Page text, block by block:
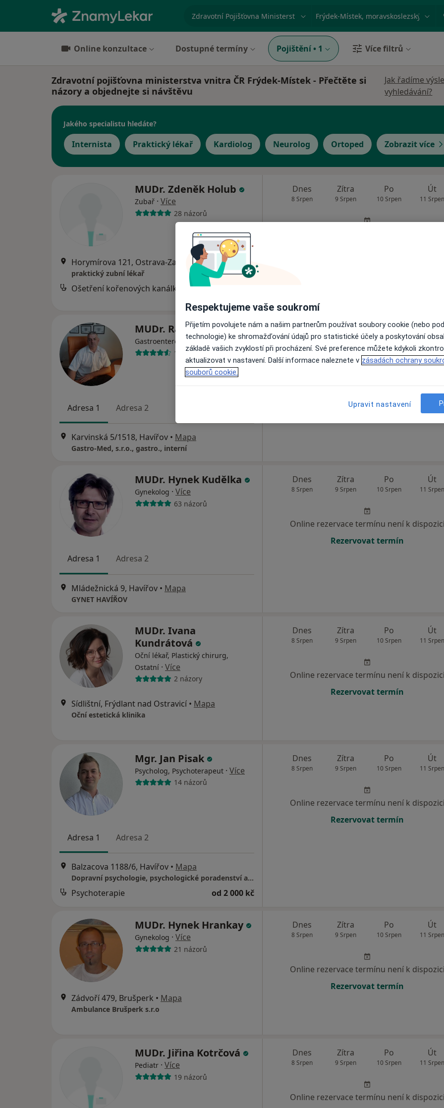
specializace, nemoc nebo příjmení Město nebo region
Online konzultace Dostupné termíny Pojištění • 1 Více filtrů
Zdravotní pojišťovna ministerstva vnitra ČR Frýdek-Místek - Přečtěte si
názory a objednejte si návštěvu
Jak řadíme
vyhledávání?
Jakého specialistu hledáte?
Internista Praktický lékař Kardiolog Neurolog Ortoped Zobrazit více
MUDr. Zdeněk Holub
Zubař · Více
28 názorů
Horymírova 121, Ostrava-Zabřeh•Mapa
praktický zubní lékař
Ošetření kořenových kanálků
Dnes
8 Srpen
Zítra
9 Srpen
Po
10 Srpen
Út
11 Srpen
MUDr. Radim Bužga
Gastroenterolog, Internista·Více
141 názorů
Adresa 1 Adresa 2
Karvinská 5/1518, Havířov • Mapa
Gastro-Med, s.r.o., gastro., interní
Dnes
8 Srpen
Zítra
9 Srpen
Po
10 Srpen
Út
11
MUDr. Hynek Kudělka
Gynekolog · Více
63 názorů
Adresa 1 Adresa 2
Mládežnická 9, Havířov • Mapa
GYNET HAVÍŘOV
Dnes
8 Srpen
Zítra
9 Srpen
Po
10 Srpen
Út
11 Srpen
Online rezervace termínu není k dispozici
Rezervovat termín
MUDr. Ivana
Kundrátová
Oční lékař, Plastický chirurg,
Ostatní · Více
2 názory
Sídlištní, Frýdlant nad Ostravicí • Mapa
Oční estetická klinika
Dnes
8 Srpen
Zítra
9 Srpen
Po
10 Srpen
Út
11 Srpen
Online rezervace termínu není k dispozici
Rezervovat termín
Mgr. Jan Pisak
Psycholog, Psychoterapeut · Více
14 názorů
Adresa 1 Adresa 2
Balzacova 1188/6, Havířov • Mapa
Dopravní psychologie, psychologické poradenství a psychoterapie, Havířov - Podlesí
Psychoterapie od 2 000 kč
Dnes
8 Srpen
Zítra
9 Srpen
Po
10 Srpen
Út
11 Srpen
Online rezervace termínu není k dispozici
Rezervovat termín
MUDr. Hynek Hrankay
Gynekolog · Více
21 názorů
Zádvoří 479, Brušperk • Mapa
Ambulance Brušperk s.r.o
Dnes
8 Srpen
Zítra
9 Srpen
Po
10 Srpen
Út
11 Srpen
Online rezervace termínu není k dispozici
Rezervovat termín
MUDr. Jiřina Kotrčová
Pediatr · Více
19 názorů
Dnes
8 Srpen
Zítra
9 Srpen
Po
10 Srpen
Út
11 Srpen
Online rezervace termínu není k dispozici
Respektujeme vaše soukromí
Přijetím povolujete nám a našim partnerům používat soubory cookie (nebo
technologie) ke shromažďování údajů pro statistické účely a poskytování
základě vašich zvyklostí při procházení. Své preference můžete kdykoli
aktualizovat v nastavení. Další informace naleznete v zásadách ochrany
souborů cookie.
Upravit nastavení